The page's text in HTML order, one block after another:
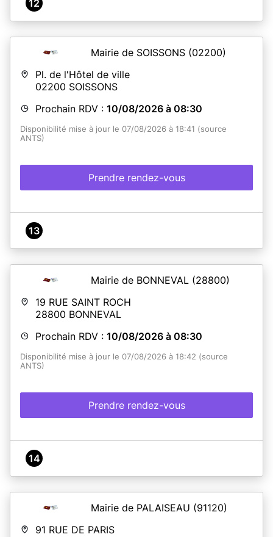
12
Mairie de SOISSONS (02200)
Pl. de l'Hôtel de ville
02200 SOISSONS
Prochain RDV : 10/08/2026 à 08:30
Disponibilité mise à jour le 07/08/2026 à 18:41 (source
ANTS)
Prendre rendez-vous
13
Mairie de BONNEVAL (28800)
19 RUE SAINT ROCH
28800 BONNEVAL
Prochain RDV : 10/08/2026 à 08:30
Disponibilité mise à jour le 07/08/2026 à 18:42 (source
ANTS)
Prendre rendez-vous
14
Mairie de PALAISEAU (91120)
91 RUE DE PARIS